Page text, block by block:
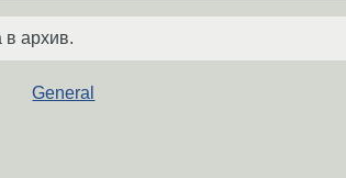
архив.
General